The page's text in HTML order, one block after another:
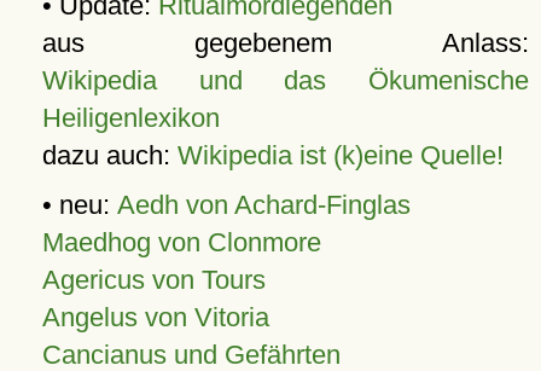
aus gegebenem Anlass:
Wikipedia und das Ökumenische
Heiligenlexikon
dazu auch: Wikipedia ist (k)eine Quelle!
• neu: Aedh von Achard-Finglas
Maedhog von Clonmore
Agericus von Tours
Angelus von Vitoria
Cancianus und Gefährten